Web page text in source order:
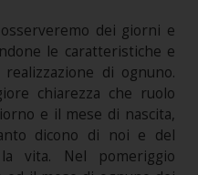
dei giorni e
le caratteristiche e
di ognuno.
chiarezza che ruolo
e il mese di nascita,
dicono di noi e del
vita. Nel pomeriggio